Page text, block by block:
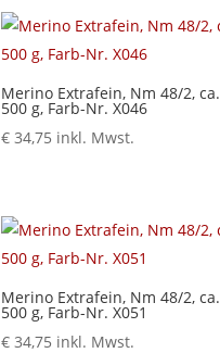
Merino Extrafein, Nm 48/2, ca.
500 g, Farb-Nr. X046
€34,75 inkl. Mwst.
Merino Extrafein, Nm 48/2, ca.
500 g, Farb-Nr. X051
€34,75 inkl. Mwst.